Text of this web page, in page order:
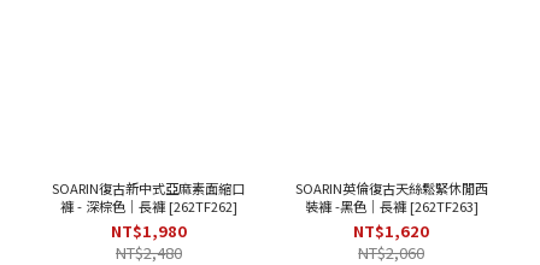
SOARIN復古新中式亞麻素面縮口
褲 - 深棕色｜長褲 [262TF262]
NT$1,980
NT$2,480
SOARIN英倫復古天絲鬆緊休閒西
裝褲 -黑色｜長褲 [262TF263]
NT$1,620
NT$2,060